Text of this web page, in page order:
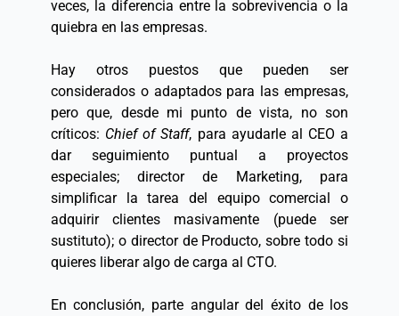
veces, la diferencia entre la sobrevivencia o la
quiebra en las empresas.
Hay otros puestos que pueden ser
considerados o adaptados para las empresas,
pero que, desde mi punto de vista, no son
críticos: Chief of Staff, para ayudarle al CEO a
dar seguimiento puntual a proyectos
especiales; director de Marketing, para
simplificar la tarea del equipo comercial o
adquirir clientes masivamente (puede ser
sustituto); o director de Producto, sobre todo si
quieres liberar algo de carga al CTO.
En conclusión, parte angular del éxito de los